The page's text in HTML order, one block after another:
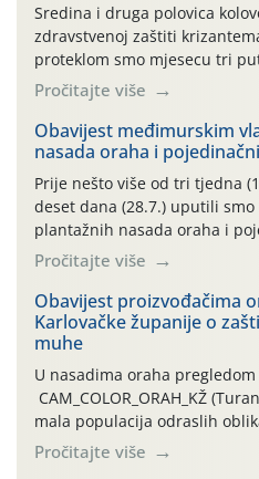
Sredina i druga polovica
zdravstvenoj zaštiti
proteklom smo mjesecu tri
preventivnim mjerama zaštite
uzročnika bolesti, štetnika i
06.7.)! Na početku ovog
povijesno i ekstremno vruće
najviše temperature […]
Pročitajte više
Obavijest međimurskim
nasada oraha i
Prije nešto više od tri tjedna
deset dana (28.7.) uputili
plantažnih nasada oraha i
leta i ovogodišnjoj potrebi
orahove muhe (Rhagoletis
traje drugi ovogodišnji
izražen zadnja šest dana
temperature zraka
Pročitajte više
Obavijest proizvođačima
Karlovačke županije o
muhe
U nasadima oraha
CAM_COLOR_ORAH_KŽ
mala populacija odraslih
(Rhagoletis completa). Niska
činjenicom da je riječ o
Pročitajte više